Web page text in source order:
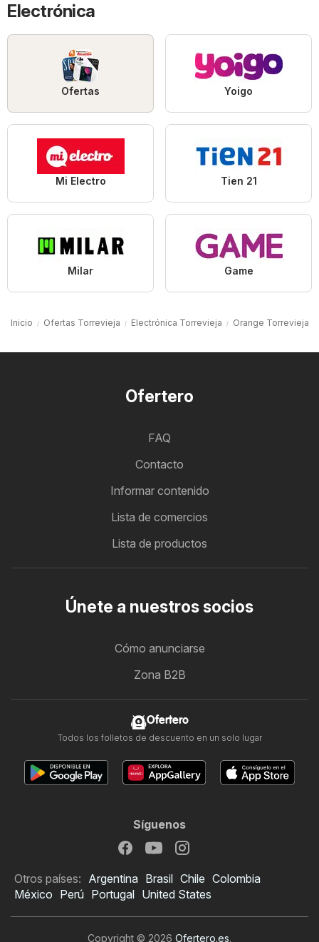
Electrónica
Ofertas Yoigo
Mi Electro Tien 21
Milar Game
Inicio Ofertas Torrevieja Electrónica Torrevieja Orange Torrevieja
Ofertero
FAQ
Contacto
Informar contenido
Lista de comercios
Lista de productos
Únete a nuestros socios
Cómo anunciarse
Zona B2B
Ofertero
Todos los folletos de descuento en un solo lugar
Síguenos
Otros países: Argentina Brasil Chile Colombia
México Perú Portugal United States
Copyright © 2026 Ofertero.es.